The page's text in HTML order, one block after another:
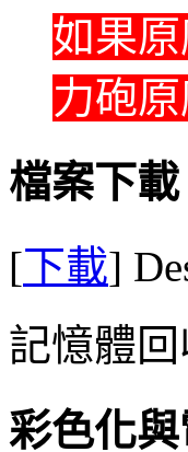
如果
力砲原
檔案下載
[下載]
記憶體
彩色化